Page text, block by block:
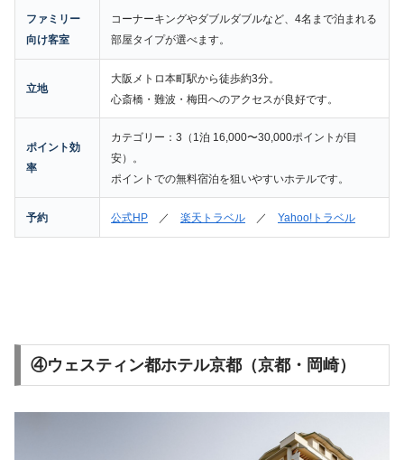
ファミリー
向け客室
コーナーキングやダブルダブルなど、4名まで泊まれる
部屋タイプが選べます。
立地
大阪メトロ本町駅から徒歩約3分。
心斎橋・難波・梅田へのアクセスが良好です。
ポイント効
率
カテゴリー：3（1泊 16,000〜30,000ポイントが目
安）。
ポイントでの無料宿泊を狙いやすいホテルです。
予約 公式HP ／ 楽天トラベル ／ Yahoo!トラベル
④ウェスティン都ホテル京都（京都・岡崎）